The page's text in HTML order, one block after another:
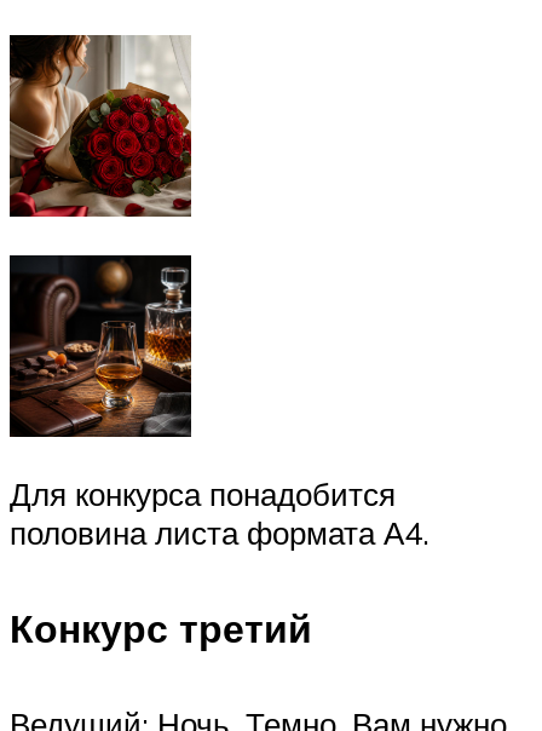
Для конкурса понадобится
половина листа формата А4.
Конкурс третий
Ведущий: Ночь. Темно. Вам нужно